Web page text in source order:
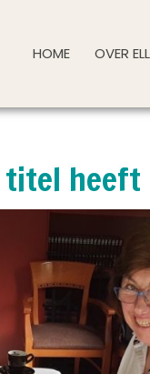
HOME OVER
titel heeft